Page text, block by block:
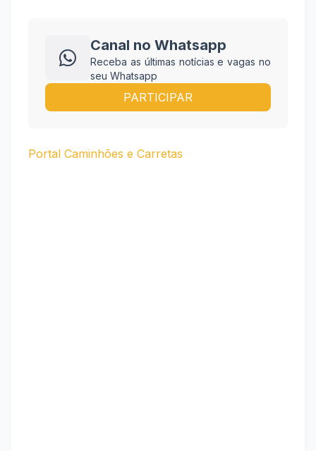
Canal no Whatsapp
Receba as últimas notícias e vagas no
seu Whatsapp
PARTICIPAR
Portal Caminhões e Carretas